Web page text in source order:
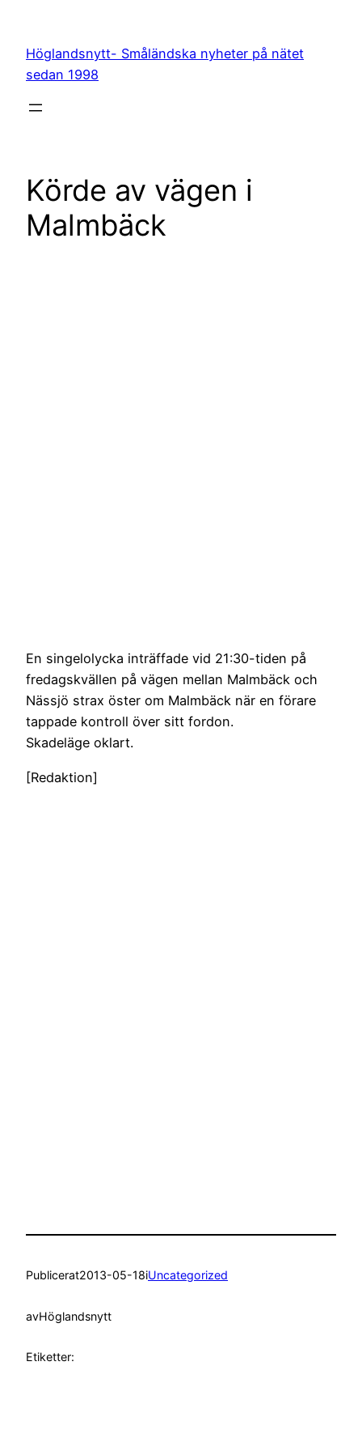
innehåll
Höglandsnytt- Småländska nyheter på nätet
sedan 1998
Körde av vägen i
Malmbäck
En singelolycka inträffade vid 21:30-tiden på
fredagskvällen på vägen mellan Malmbäck och
Nässjö strax öster om Malmbäck när en förare
tappade kontroll över sitt fordon.
Skadeläge oklart.
[Redaktion]
Publicerat2013-05-18iUncategorized
avHöglandsnytt
Etiketter: